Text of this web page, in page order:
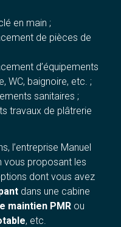
en main ;
de pièces de
d’équipements
WC, baignoire, etc. ;
sanitaires ;
travaux de plâtrerie
l’entreprise Manuel
vous proposant les
dont vous avez
dans une cabine
maintien PMR ou
, etc.